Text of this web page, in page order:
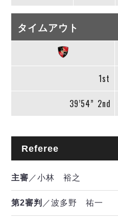
タイムアウト
1st
39’54” 2nd
Referee
主審 ／小林 裕之
第2審判 ／波多野 祐一